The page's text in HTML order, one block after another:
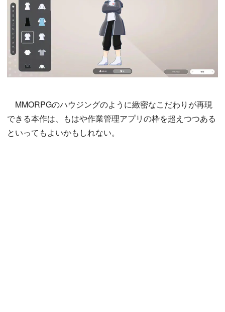
MMORPGのハウジングのように緻密なこだわりが再現
できる本作は、もはや作業管理アプリの枠を超えつつある
といってもよいかもしれない。